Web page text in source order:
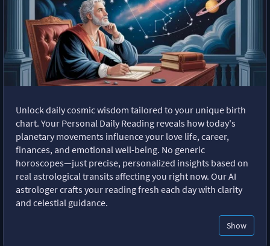
Unlock daily cosmic wisdom tailored to your unique birth
chart. Your Personal Daily Reading reveals how today's
planetary movements influence your love life, career,
finances, and emotional well-being. No generic
horoscopes—just precise, personalized insights based on
real astrological transits affecting you right now. Our AI
astrologer crafts your reading fresh each day with clarity
and celestial guidance.
Show